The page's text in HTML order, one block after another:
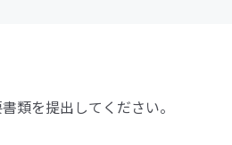
類を提出してください。